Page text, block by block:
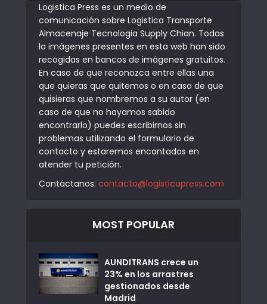
Logistica Press es un medio de
comunicación sobre Logistica Transporte
Almacenaje Tecnologia Supply Chian. Todas
la imágenes presentes en esta web han sido
recogidas en bancos de imágenes gratuitos.
En caso de que reconozca entre ellas una
que quieras que quitemos o en caso de que
quisieras que nombremos a su autor (en
caso de que no hayamos sabido
encontrarlo) puedes escribirnos sin
problemas utilizando el formulario de
contacto y estaremos encantados en
atender tu petición.
Contáctanos: contacto@logisticapress.com
MOST POPULAR
AUNDITRANS crece un
23% en los arrastres
gestionados desde
Madrid